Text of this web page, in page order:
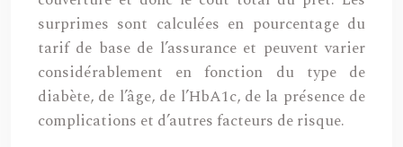
surprimes sont calculées en pourcentage du
tarif de base de l’assurance et peuvent varier
considérablement en fonction du type de
diabète, de l’âge, de l’HbA1c, de la présence de
complications et d’autres facteurs de risque.